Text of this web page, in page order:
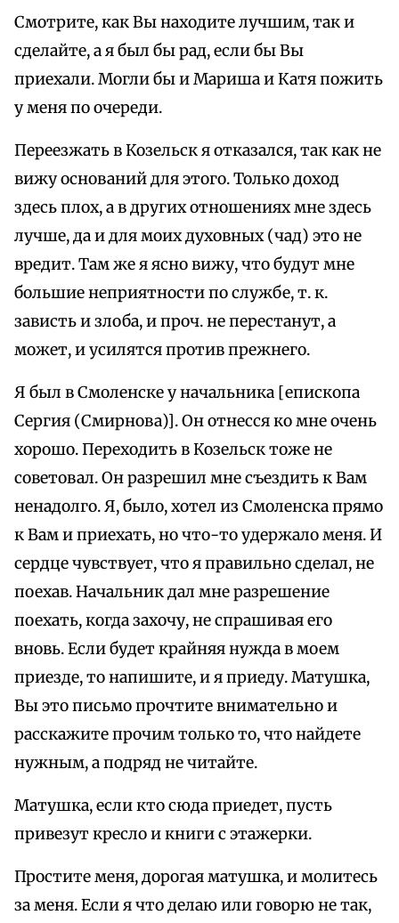
Смотрите, как Вы находите лучшим, так и
сделайте, а я был бы рад, если бы Вы
приехали. Могли бы и Мариша и Катя пожить
у меня по очереди.
Переезжать в Козельск я отказался, так как не
вижу оснований для этого. Только доход
здесь плох, а в других отношениях мне здесь
лучше, да и для моих духовных (чад) это не
вредит. Там же я ясно вижу, что будут мне
большие неприятности по службе, т. к.
зависть и злоба, и проч. не перестанут, а
может, и усилятся против прежнего.
Я был в Смоленске у начальника [епископа
Сергия (Смирнова)]. Он отнесся ко мне очень
хорошо. Переходить в Козельск тоже не
советовал. Он разрешил мне съездить к Вам
ненадолго. Я, было, хотел из Смоленска прямо
к Вам и приехать, но что-то удержало меня. И
сердце чувствует, что я правильно сделал, не
поехав. Начальник дал мне разрешение
поехать, когда захочу, не спрашивая его
вновь. Если будет крайняя нужда в моем
приезде, то напишите, и я приеду. Матушка,
Вы это письмо прочтите внимательно и
расскажите прочим только то, что найдете
нужным, а подряд не читайте.
Матушка, если кто сюда приедет, пусть
привезут кресло и книги с этажерки.
Простите меня, дорогая матушка, и молитесь
за меня. Если я что делаю или говорю не так,